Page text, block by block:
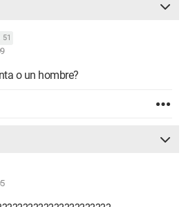
51
o un hombre?